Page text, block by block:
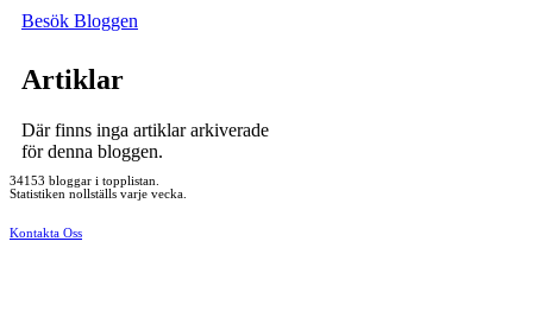
Besök Bloggen
Artiklar
Där finns inga artiklar arkiverade
för denna bloggen.
34153 bloggar i topplistan.
Statistiken nollställs varje vecka.
Kontakta Oss